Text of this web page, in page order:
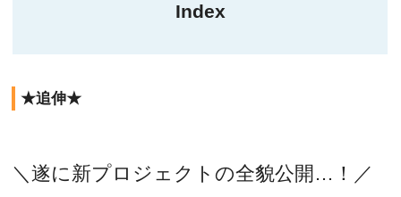
Index
★追伸★
＼遂に新プロジェクトの全貌公開…！／